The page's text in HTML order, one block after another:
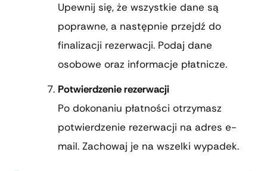
Upewnij się, że wszystkie dane są
poprawne, a następnie przejdź do
finalizacji rezerwacji. Podaj dane
osobowe oraz informacje płatnicze.
Potwierdzenie rezerwacji
Po dokonaniu płatności otrzymasz
potwierdzenie rezerwacji na adres e-
mail. Zachowaj je na wszelki wypadek.